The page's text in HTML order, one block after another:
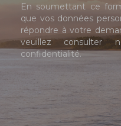
En soumettant ce
que vos données
répondre à votre
veuillez consulter
confidentialité.